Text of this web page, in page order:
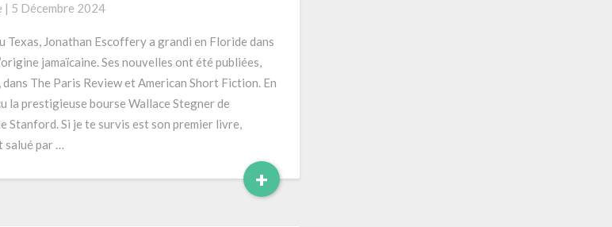
| 5 Décembre 2024
Texas, Jonathan Escoffery a grandi en Floride dans
jamaïcaine. Ses nouvelles ont été publiées,
The Paris Review et American Short Fiction. En
la prestigieuse bourse Wallace Stegner de
Stanford. Si je te survis est son premier livre,
salué par …
+Read
More